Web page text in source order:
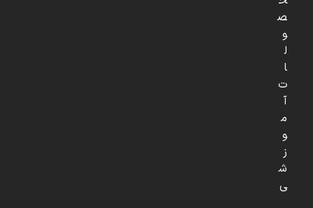
ص
و
ل
ا
ت
آ
م
و
ز
ش
ی